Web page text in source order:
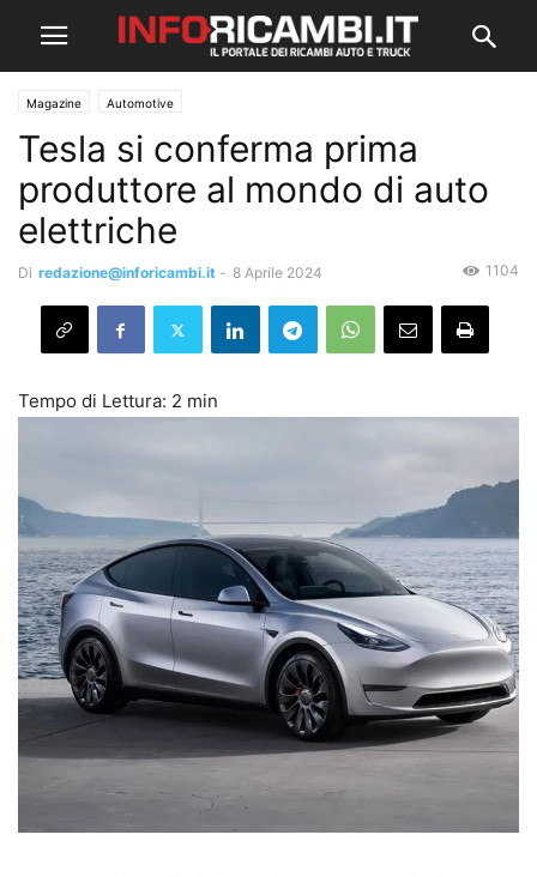
Magazine Automotive
Tesla si conferma prima
produttore al mondo di auto
elettriche
Di redazione@inforicambi.it - 8 Aprile 2024 1104